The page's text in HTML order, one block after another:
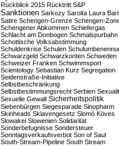
Rückblick 2015 Rücktritt S&P
Sanktionen Sarkozy Sarolta Laura
Satire Schengen-Grenze Schengen-
Schengener Abkommen Schiefergas
Schlacht am Donbogen Schmalspurbahn
Schottische Volksabstimmung
Schuldenkrise Schulen
Schwarzgeld Schwarzkonten Schweden
Schweizer Franken Schwimmsport
Scientology Sebastian Kurz Segregation
Seidenstraße-Initiative
Selbstbeschränkung
Selbstbestimmungsrecht Serbien
Sexuelle Gewalt Sicherheitspolitik
Siebenbürgen Siegesparade Sinopharm
Skinheads Sklavengesetz Slomó Köves
Slowakei Slowenien Solidarität
Sonderbefugnisse Sondersteuer
Sonntagsverkaufsverbot Son of Saul
South-Stream-Pipeline South Stream